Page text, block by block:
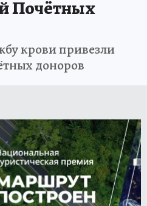
Почётных
крови привезли
доноров